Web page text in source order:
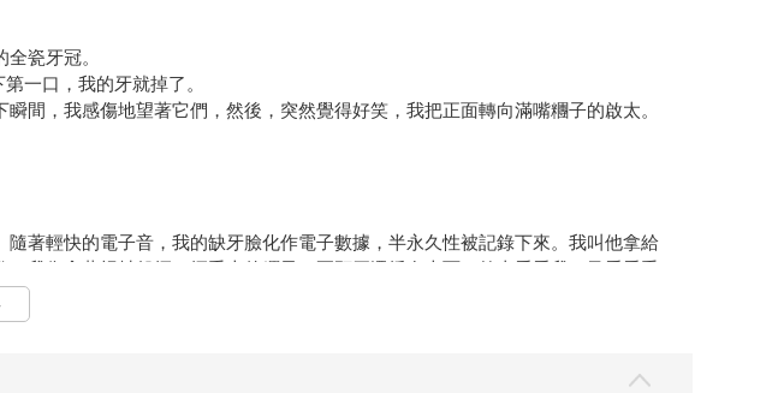
瓷牙冠。
一口，我的牙就掉了。
間，我感傷地望著它們，然後，突然覺得好笑，我把正面轉向滿嘴糰子的啟太。
著輕快的電子音，我的缺牙臉化作電子數據，半永久性被記錄下來。我叫他拿給
我像拿著拐杖般揮了揮手上的糰子。兩顆牙還插在上面，啟太看看我、又看看手
被打到。痛就不用說了，血流如注，加上看到平時只有照鏡子才看得到的門牙滾